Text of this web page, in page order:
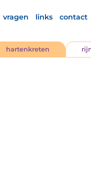
vragen links contact
hartenkreten